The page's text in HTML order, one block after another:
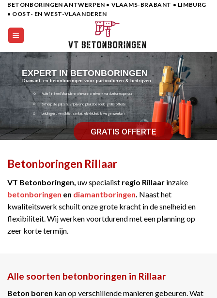
Skip
content
BETONBORINGEN ANTWERPEN • VLAAMS-BRABANT • LIMBURG
• OOST- EN WEST-VLAANDEREN
EXPERT IN BETONBORINGEN
Diamant- en betonboringen voor particulieren & bedrijven
Actief in heel Vlaanderen (ervaren netwerk van betonexperts)
Scherpste prijzen, vrijbijvend plaatsbezoek, gratis offerte
Leidingen, ventilatie, sanitair, elektriciteit & wegenwerken
GRATIS OFFERTE
Betonboringen Rillaar
VT Betonboringen, uw specialist regio Rillaar inzake
betonboringen en diamantboringen. Naast het
kwaliteitswerk schuilt onze grote kracht in de snelheid en
flexibiliteit. Wij werken voortdurend met een planning op
zeer korte termijn.
Alle soorten betonboringen in Rillaar
Beton boren kan op verschillende manieren gebeuren. Wat